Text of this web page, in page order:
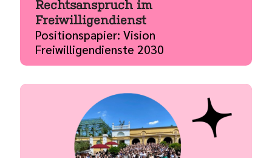
Rechtsanspruch im
Freiwilligendienst
Positionspapier: Vision
Freiwilligendienste 2030